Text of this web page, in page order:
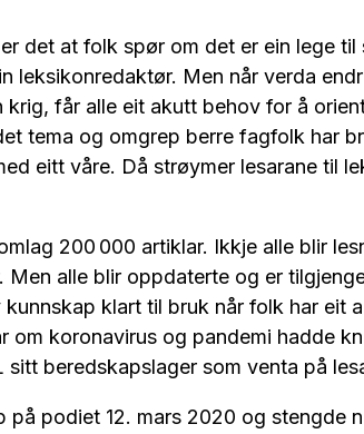
det at folk spør om det er ein lege til
leksikonredaktør. Men når verda
krig, får alle eit akutt behov for å
tema og omgrep berre fagfolk har
eitt våre. Då strøymer lesarane til
200 000 artiklar. Ikkje alle blir
Men alle blir oppdaterte og er
klart til bruk når folk har eit
om koronavirus og pandemi hadde
sitt beredskapslager som venta på
på podiet 12. mars 2020 og stengde